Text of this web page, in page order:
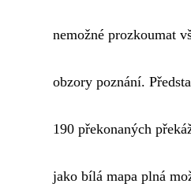
nemožné prozkoumat
obzory poznání.
190 překonaných
jako bílá mapa plná